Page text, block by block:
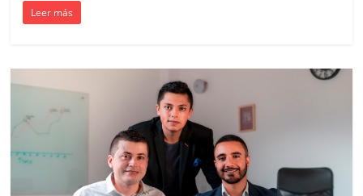
Magazine
de
Publicidad
y
Leer más